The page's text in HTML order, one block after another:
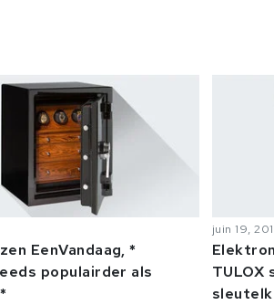
EenVandaag, *
populairder als
juin 19,
TULOX